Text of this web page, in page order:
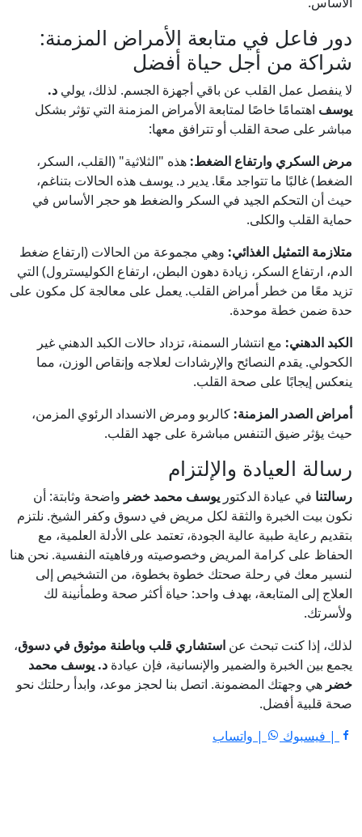
دور فاعل في متابعة الأمراض المزمنة:
شراكة من أجل حياة أفضل
لا ينفصل عمل القلب عن باقي أجهزة الجسم. لذلك، يولي د.
يوسف اهتمامًا خاصًا لمتابعة الأمراض المزمنة التي تؤثر بشكل
مباشر على صحة القلب أو تترافق معها:
مرض السكري وارتفاع الضغط: هذه "الثلاثية" (القلب، السكر،
الضغط) غالبًا ما تتواجد معًا. يدير د. يوسف هذه الحالات بتناغم،
حيث أن التحكم الجيد في السكر والضغط هو حجر الأساس في
حماية القلب والكلى.
متلازمة التمثيل الغذائي: وهي مجموعة من الحالات (ارتفاع ضغط
الدم، ارتفاع السكر، زيادة دهون البطن، ارتفاع الكوليسترول) التي
تزيد معًا من خطر أمراض القلب. يعمل على معالجة كل مكون على
حدة ضمن خطة موحدة.
الكبد الدهني: مع انتشار السمنة، تزداد حالات الكبد الدهني غير
الكحولي. يقدم النصائح والإرشادات لعلاجه وإنقاص الوزن، مما
ينعكس إيجابًا على صحة القلب.
أمراض الصدر المزمنة: كالربو ومرض الانسداد الرئوي المزمن،
حيث يؤثر ضيق التنفس مباشرة على جهد القلب.
رسالة العيادة والإلتزام
رسالتنا في عيادة الدكتوريوسف محمد خضر واضحة وثابتة: أن
نكون بيت الخبرة والثقة لكل مريض في دسوق وكفر الشيخ. نلتزم
بتقديم رعاية طبية عالية الجودة، تعتمد على الأدلة العلمية، مع
الحفاظ على كرامة المريض وخصوصيته ورفاهيته النفسية. نحن هنا
لنسير معك في رحلة صحتك خطوة بخطوة، من التشخيص إلى
العلاج إلى المتابعة، بهدف واحد: حياة أكثر صحة وطمأنينة لك
ولأسرتك.
لذلك، إذا كنت تبحث عن استشاري قلب وباطنة موثوق في دسوق،
يجمع بين الخبرة والضمير والإنسانية، فإن عيادة د. يوسف محمد
خضر هي وجهتك المضمونة. اتصل بنا لحجز موعد، وابدأ رحلتك نحو
صحة قلبية أفضل.
| فيسبوك
| واتساب